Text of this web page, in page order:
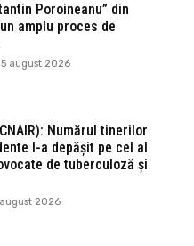
Poroineanu” din
amplu proces de
5 august 2026
Numărul tinerilor
l-a depăşit pe cel al
de tuberculoză şi
2026